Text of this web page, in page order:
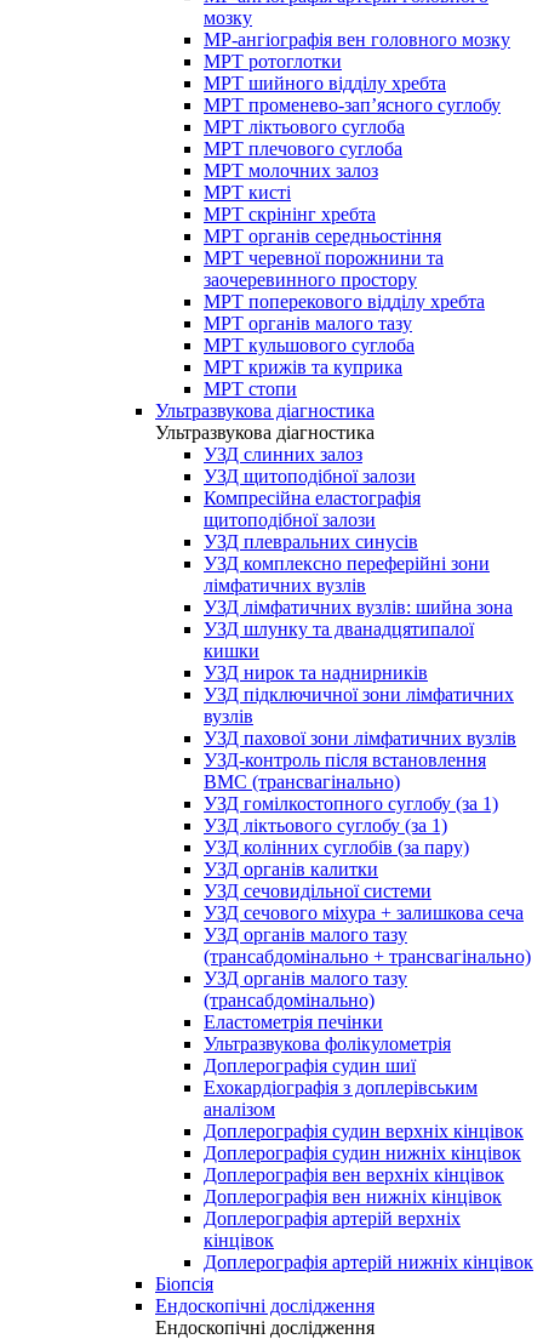
мозку
МР-ангіографія вен головного мозку
МРТ ротоглотки
МРТ шийного відділу хребта
МРТ променево-зап’ясного суглобу
МРТ ліктьового суглоба
МРТ плечового суглоба
МРТ молочних залоз
МРТ кисті
МРТ скрінінг хребта
МРТ органів середньостіння
МРТ черевної порожнини та
заочеревинного простору
МРТ поперекового відділу хребта
МРТ органів малого тазу
МРТ кульшового суглоба
МРТ крижів та куприка
МРТ стопи
Ультразвукова діагностика
Ультразвукова діагностика
УЗД слинних залоз
УЗД щитоподібної залози
Компресійна еластографія
щитоподібної залози
УЗД плевральних синусів
УЗД комплексно переферійні зони
лімфатичних вузлів
УЗД лімфатичних вузлів: шийна зона
УЗД шлунку та дванадцятипалої
кишки
УЗД нирок та наднирників
УЗД підключичної зони лімфатичних
вузлів
УЗД пахової зони лімфатичних вузлів
УЗД-контроль після встановлення
ВМС (трансвагінально)
УЗД гомілкостопного суглобу (за 1)
УЗД ліктьового суглобу (за 1)
УЗД колінних суглобів (за пару)
УЗД органів калитки
УЗД сечовидільної системи
УЗД сечового міхура + залишкова сеча
УЗД органів малого тазу
(трансабдомінально + трансвагінально)
УЗД органів малого тазу
(трансабдомінально)
Еластометрія печінки
Ультразвукова фолікулометрія
Доплерографія судин шиї
Ехокардіографія з доплерівським
аналізом
Доплерографія судин верхніх кінцівок
Доплерографія судин нижніх кінцівок
Доплерографія вен верхніх кінцівок
Доплерографія вен нижніх кінцівок
Доплерографія артерій верхніх
кінцівок
Доплерографія артерій нижніх кінцівок
Біопсія
Ендоскопічні дослідження
Ендоскопічні дослідження